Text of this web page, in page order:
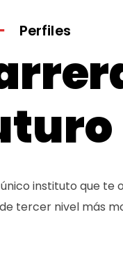
Perfiles
instituto que te
tercer nivel más